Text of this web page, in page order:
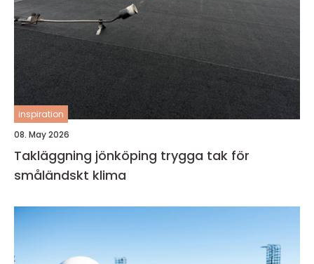
inspiration
08. May 2026
Takläggning jönköping trygga tak för
småländskt klima